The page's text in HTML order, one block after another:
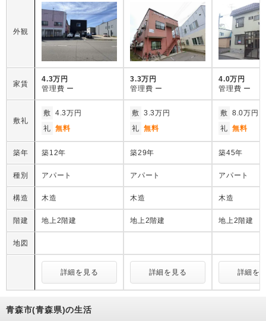
外観
家賃
4.3万円
管理費 ー
3.3万円
管理費 ー
4.0万円
管理費 ー
敷礼
敷 4.3万円
礼 無料
敷 3.3万円
礼 無料
敷 8.0万円
礼 無料
築年 築12年 築29年 築45年
種別 アパート アパート アパート
構造 木造 木造 木造
階建 地上2階建 地上2階建 地上2階建
地図
詳細を見る 詳細を見る 詳細を
青森市(青森県)の生活